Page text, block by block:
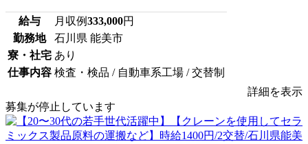
給与 月収例333,000円
勤務地
石川県 能美市
寮・社宅 あり
仕事内容 検査・検品 / 自動車系工場 / 交替制
詳細を表示
募集が停止しています